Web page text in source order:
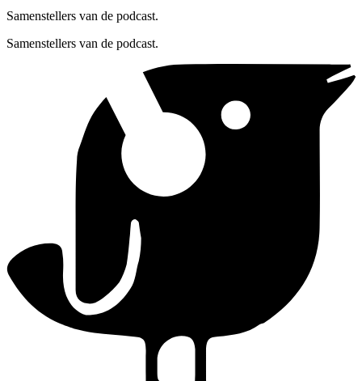
Samenstellers van de podcast.
Samenstellers van de podcast.